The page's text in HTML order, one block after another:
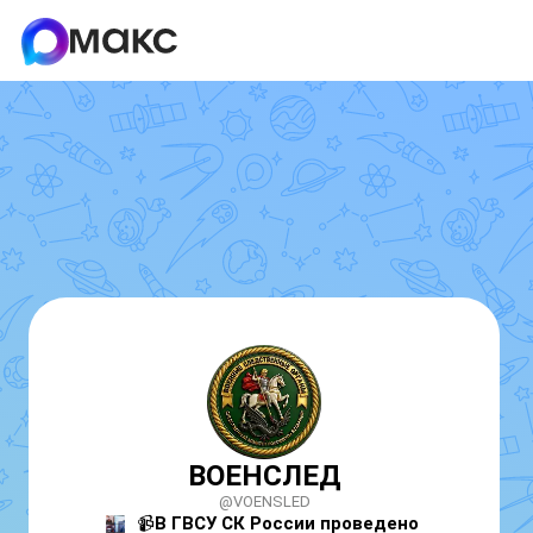
ВОЕНСЛЕД
@VOENSLED
📹В ГВСУ СК России проведено